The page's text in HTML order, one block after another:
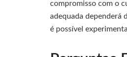
compromisso com o
adequada dependerá
é possível